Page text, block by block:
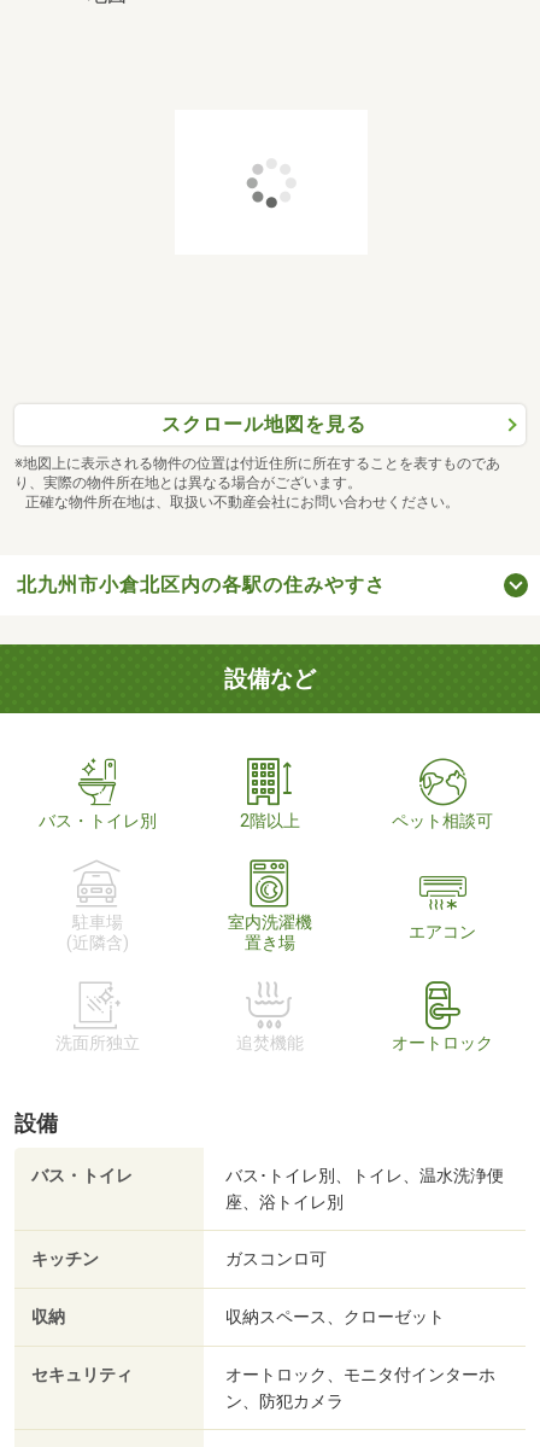
スクロール地図を見る
※地図上に表示される物件の位置は付近住所に所在することを表すものであ
り、実際の物件所在地とは異なる場合がございます。
正確な物件所在地は、取扱い不動産会社にお問い合わせください。
北九州市小倉北区内の各駅の住みやすさ
設備など
バス・トイレ別 2階以上 ペット相談可
駐車場
(近隣含)
室内洗濯機
置き場
エアコン
洗面所独立 追焚機能 オートロック
設備
バス・トイレ
バス･トイレ別、トイレ、温水洗浄便
座、浴トイレ別
キッチン ガスコンロ可
収納 収納スペース、クローゼット
セキュリティ
オートロック、モニタ付インターホ
ン、防犯カメラ